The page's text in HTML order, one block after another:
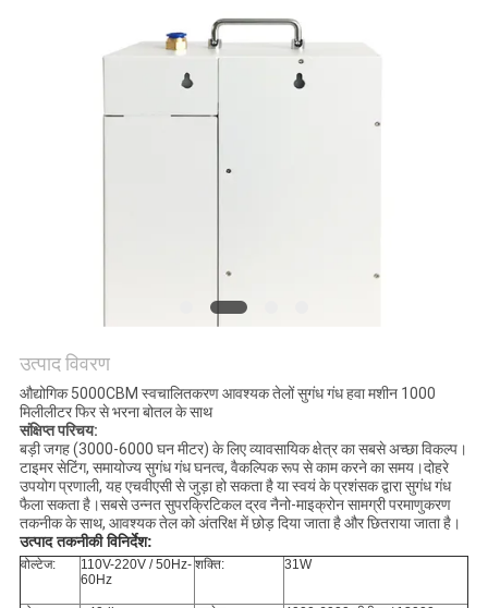
ONLINE
उत्पाद विवरण
औद्योगिक 5000CBM स्वचालितकरण आवश्यक तेलों सुगंध गंध हवा मशीन 1000
मिलीलीटर फिर से भरना बोतल के साथ
संक्षिप्त परिचय:
बड़ी जगह (3000-6000 घन मीटर) के लिए व्यावसायिक क्षेत्र का सबसे अच्छा विकल्प।
टाइमर सेटिंग, समायोज्य सुगंध गंध घनत्व, वैकल्पिक रूप से काम करने का समय।दोहरे
उपयोग प्रणाली, यह एचवीएसी से जुड़ा हो सकता है या स्वयं के प्रशंसक द्वारा सुगंध गंध
फैला सकता है।सबसे उन्नत सुपरक्रिटिकल द्रव नैनो-माइक्रोन सामग्री परमाणुकरण
तकनीक के साथ, आवश्यक तेल को अंतरिक्ष में छोड़ दिया जाता है और छितराया जाता है।
उत्पाद तकनीकी विनिर्देश:
वोल्टेज:
110V-220V / 50Hz-
60Hz
शक्ति: 31W